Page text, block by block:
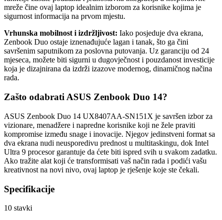
mreže čine ovaj laptop idealnim izborom za korisnike kojima je
sigurnost informacija na prvom mjestu.
Vrhunska mobilnost i izdržljivost: Iako posjeduje dva ekrana,
Zenbook Duo ostaje iznenađujuće lagan i tanak, što ga čini
savršenim saputnikom za poslovna putovanja. Uz garanciju od 24
mjeseca, možete biti sigurni u dugovječnost i pouzdanost investicije
koja je dizajnirana da izdrži izazove modernog, dinamičnog načina
rada.
Zašto odabrati ASUS Zenbook Duo 14?
ASUS Zenbook Duo 14 UX8407AA-SN151X je savršen izbor za
vizionare, menadžere i napredne korisnike koji ne žele praviti
kompromise između snage i inovacije. Njegov jedinstveni format sa
dva ekrana nudi neusporedivu prednost u multitaskingu, dok Intel
Ultra 9 procesor garantuje da ćete biti ispred svih u svakom zadatku.
Ako tražite alat koji će transformisati vaš način rada i podići vašu
kreativnost na novi nivo, ovaj laptop je rješenje koje ste čekali.
Specifikacije
10 stavki